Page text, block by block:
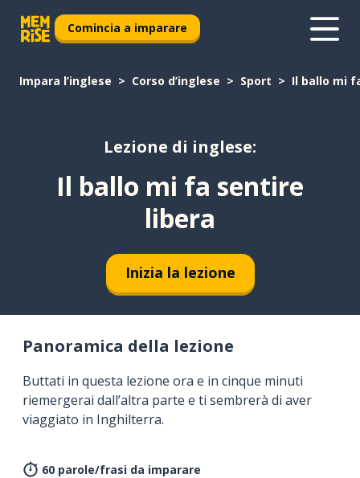
Comincia a imparare
Impara l’inglese Corso d’inglese Sport Il ballo mi
Lezione di inglese:
Il ballo mi fa sentire
libera
Inizia la lezione
Panoramica della lezione
Buttati in questa lezione ora e in cinque minuti
riemergerai dall’altra parte e ti sembrerà di aver
viaggiato in Inghilterra.
60 parole/frasi da imparare